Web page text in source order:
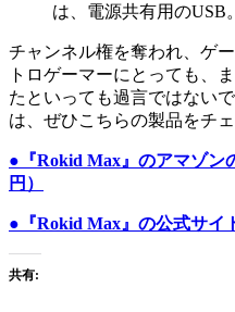
は、電源共有用のUSB。
チャンネル権を奪われ、ゲ
トロゲーマーにとっても、
たといっても過言ではない
は、ぜひこちらの製品をチ
●『Rokid Max』のアマゾン
円）
●『Rokid Max』の公式サイ
共有: